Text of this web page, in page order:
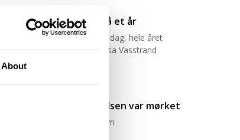
About
Råsterk på et år
Én økt, hver dag, hele året
Jørgine Massa Vasstrand
I begynnelsen var mørket
Karin Fossum